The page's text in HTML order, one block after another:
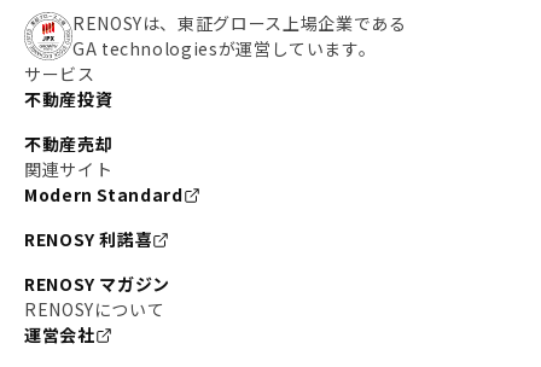
RENOSYは、東証グロース上場企業である
GA technologiesが運営しています。
サービス
不動産投資
不動産売却
関連サイト
Modern Standard
RENOSY 利諾喜
RENOSY マガジン
RENOSYについて
運営会社